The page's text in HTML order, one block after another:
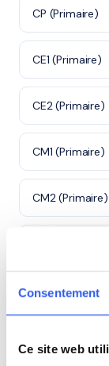
Consentement
Ce site web
CP (Primaire)
CE1 (Primaire)
CE2 (Primaire)
CM1 (Primaire)
CM2 (Primaire)
5ème (Collège)